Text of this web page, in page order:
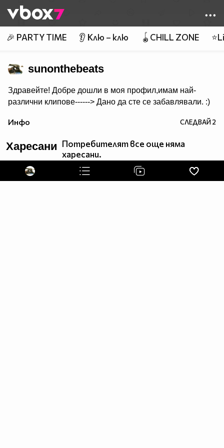
👾
🎉 PARTY TIME 👂 Клю – клю 🪀CHILL ZONE
sunonthebeats
Здравейте! Добре дошли в моя профил,имам най-
различни клипове------> Дано да сте се забавлявали. :)
Инфо СЛЕДВАЙ2
Харесани Потребителят все още няма
харесани.